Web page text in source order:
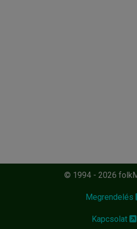
© 1994 - 2026
Megrendelés
Kapcsolat